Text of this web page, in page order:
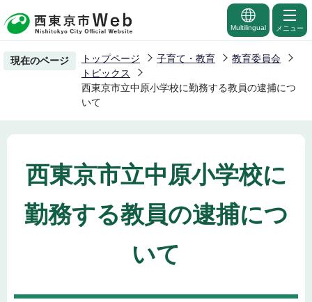
の
ー
先
頭
Multilingual メニュー
現在のページ トップページ 子育て・教育
教育委員会
トピックス
西東京市立中原小学校に勤務する教員の逮捕につ
いて
西東京市立中原小学校に
勤務する教員の逮捕につ
いて